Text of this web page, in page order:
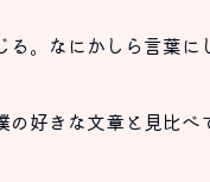
。なにかしら言葉
好きな文章と見比べ